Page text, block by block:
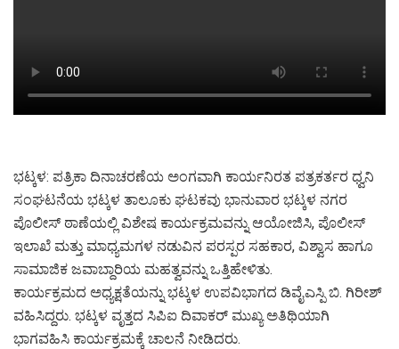
ಭಟ್ಕಳ: ಪತ್ರಿಕಾ ದಿನಾಚರಣೆಯ ಅಂಗವಾಗಿ ಕಾರ್ಯನಿರತ ಪತ್ರಕರ್ತರ ಧ್ವನಿ
ಸಂಘಟನೆಯ ಭಟ್ಕಳ ತಾಲೂಕು ಘಟಕವು ಭಾನುವಾರ ಭಟ್ಕಳ ನಗರ
ಪೊಲೀಸ್ ಠಾಣೆಯಲ್ಲಿ ವಿಶೇಷ ಕಾರ್ಯಕ್ರಮವನ್ನು ಆಯೋಜಿಸಿ, ಪೊಲೀಸ್
ಇಲಾಖೆ ಮತ್ತು ಮಾಧ್ಯಮಗಳ ನಡುವಿನ ಪರಸ್ಪರ ಸಹಕಾರ, ವಿಶ್ವಾಸ ಹಾಗೂ
ಸಾಮಾಜಿಕ ಜವಾಬ್ದಾರಿಯ ಮಹತ್ವವನ್ನು ಒತ್ತಿಹೇಳಿತು.
ಕಾರ್ಯಕ್ರಮದ ಅಧ್ಯಕ್ಷತೆಯನ್ನು ಭಟ್ಕಳ ಉಪವಿಭಾಗದ ಡಿವೈಎಸ್ಪಿ ಬಿ. ಗಿರೀಶ್
ವಹಿಸಿದ್ದರು. ಭಟ್ಕಳ ವೃತ್ತದ ಸಿಪಿಐ ದಿವಾಕರ್ ಮುಖ್ಯ ಅತಿಥಿಯಾಗಿ
ಭಾಗವಹಿಸಿ ಕಾರ್ಯಕ್ರಮಕ್ಕೆ ಚಾಲನೆ ನೀಡಿದರು.